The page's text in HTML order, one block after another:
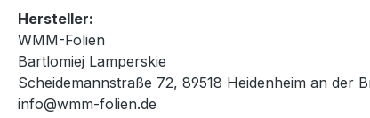
Hersteller:
WMM-Folien
Bartlomiej Lamperskie
Scheidemannstraße 72, 89518 Heidenheim an der
info@wmm-folien.de